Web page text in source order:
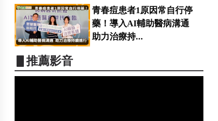
青春痘患者1原因常自行停
藥！導入AI輔助醫病溝通
助力治療持...
▋推薦影音